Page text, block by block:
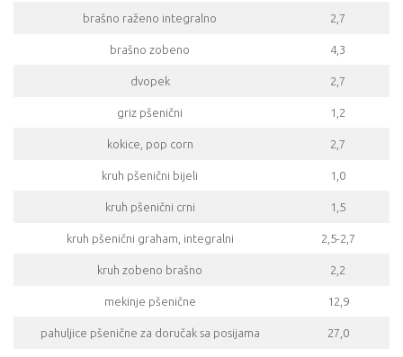
brašno raženo integralno 2,7
brašno zobeno 4,3
dvopek 2,7
griz pšenični 1,2
kokice, pop corn 2,7
kruh pšenični bijeli 1,0
kruh pšenični crni 1,5
kruh pšenični graham, integralni 2,5-2,7
kruh zobeno brašno 2,2
mekinje pšenične 12,9
pahuljice pšenične za doručak sa posijama 27,0